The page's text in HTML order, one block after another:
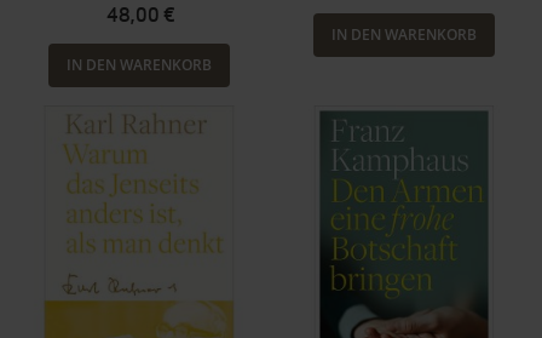
48,00 €
IN DEN WARENKORB
IN DEN WARENKORB